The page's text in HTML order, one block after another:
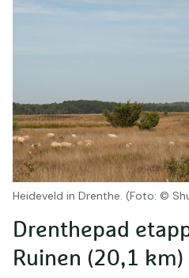
Heideveld in Drenthe. (Foto: ©
Drenthepad
Ruinen (20,1 km)